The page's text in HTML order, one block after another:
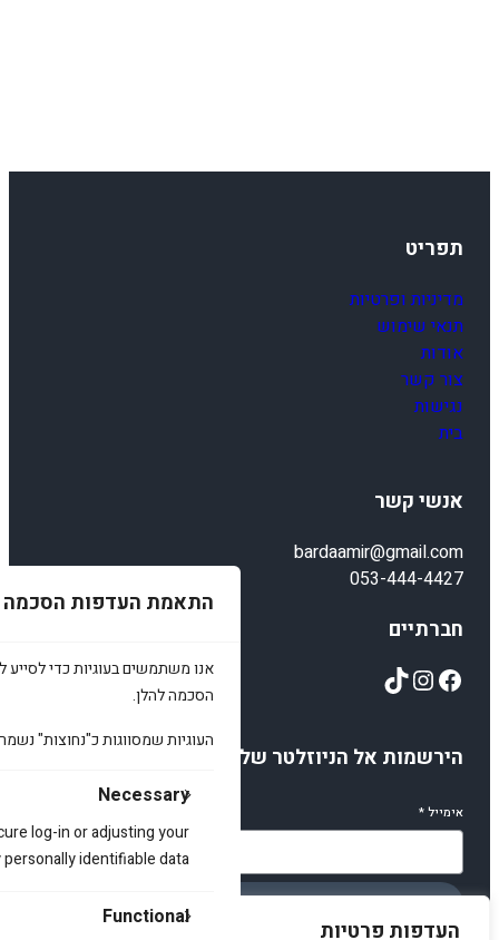
העדפות פרטיות
התאמת העדפות הסכמה
אנו משתמשים בעוגיות כדי לסייע
הסכמה להלן.
העוגיות שמסווגות כ"נחוצות"
Necessary
log-in or adjusting your
identifiable data.
Functional
תפריט
מדיניות ופרטיות
תנאי שימוש
אודות
צור קשר
נגישות
בית
אנשי קשר
bardaamir@gmail.com
053-444-4427
חברתיים
Facebook
Instagram
TikTok
הירשמות אל הניוזלטר שלנו
אימייל*